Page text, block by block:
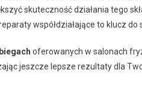
skuteczność działania tego
współdziałające to klucz do
oferowanych w salonach
jeszcze lepsze rezultaty dla